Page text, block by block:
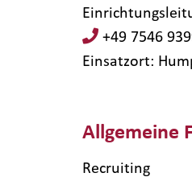
+49 7546
Einsatzort:
Allgemeine
Recruiting